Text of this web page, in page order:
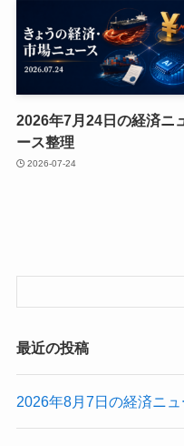
2026年7月24日の経済ニ
ース整理
2026-07-24
最近の投稿
2026年8月7日の経済ニ